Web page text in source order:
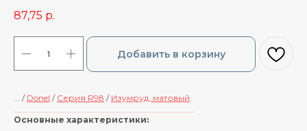
87,75 р.
Добавить в корзину
... / Donel / Cерия R98 / Изумруд, матовый
Основные характеристики: